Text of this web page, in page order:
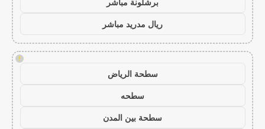
ريال مدريد مباشر
!
سطحة الرياض
سطحه
سطحة بين المدن